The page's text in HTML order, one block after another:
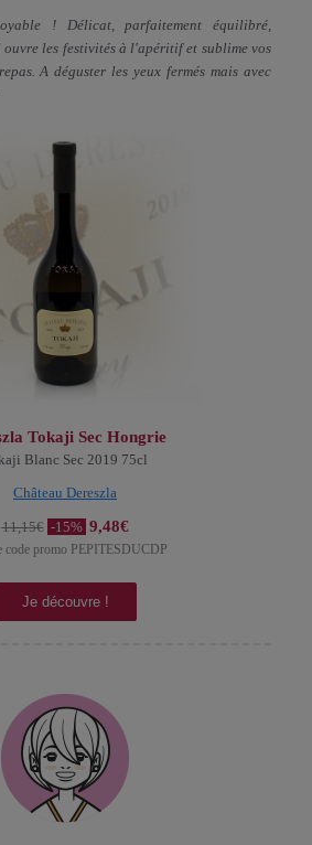
! Délicat, parfaitement équilibré,
les festivités à l'apéritif et sublime vos
A déguster les yeux fermés mais avec
Tokaji Sec Hongrie
Blanc Sec 2019 75cl
Château Dereszla
11,15€ -15% 9,48€
code promo PEPITESDUCDP
Je découvre !